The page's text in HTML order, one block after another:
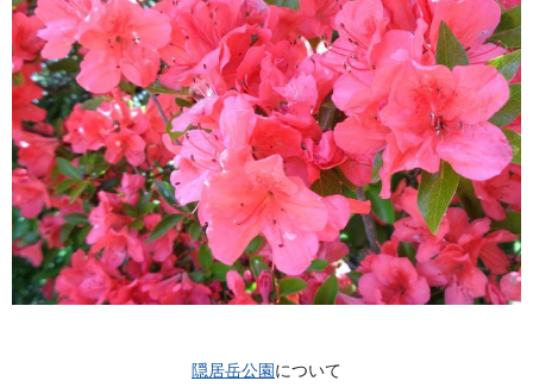
隠居岳公園について